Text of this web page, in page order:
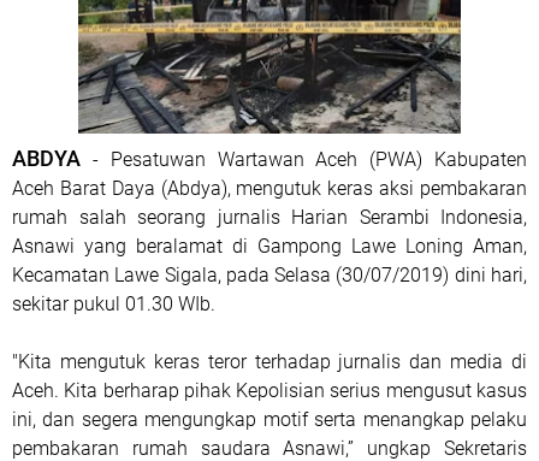
ABDYA - Pesatuwan Wartawan Aceh (PWA) Kabupaten
Aceh Barat Daya (Abdya), mengutuk keras aksi pembakaran
rumah salah seorang jurnalis Harian Serambi Indonesia,
Asnawi yang beralamat di Gampong Lawe Loning Aman,
Kecamatan Lawe Sigala, pada Selasa (30/07/2019) dini hari,
sekitar pukul 01.30 WIb.
"Kita mengutuk keras teror terhadap jurnalis dan media di
Aceh. Kita berharap pihak Kepolisian serius mengusut kasus
ini, dan segera mengungkap motif serta menangkap pelaku
pembakaran rumah saudara Asnawi,” ungkap Sekretaris